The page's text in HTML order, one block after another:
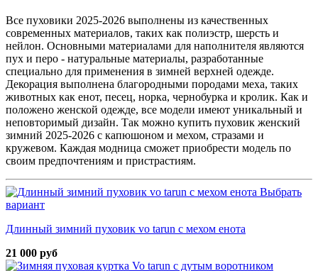
Все пуховики 2025-2026 выполнены из качественных
современных материалов, таких как полиэстр, шерсть и
нейлон. Основными материалами для наполнителя являются
пух и перо - натуральные материалы, разработанные
специально для применения в зимней верхней одежде.
Декорация выполнена благородными породами меха, таких
животных как енот, песец, норка, чернобурка и кролик. Как и
положено женской одежде, все модели имеют уникальный и
неповторимый дизайн. Так можно купить пуховик женский
зимний 2025-2026 с капюшоном и мехом, стразами и
кружевом. Каждая модница сможет приобрести модель по
своим предпочтениям и пристрастиям.
Выбрать
вариант
Длинный зимний пуховик vo tarun с мехом енота
21 000 руб